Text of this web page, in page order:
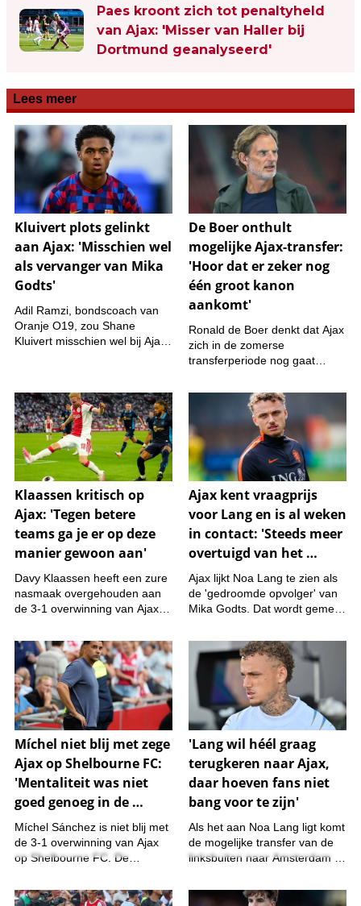
Paes kroont zich tot penaltyheld
van Ajax: 'Misser van Haller bij
Dortmund geanalyseerd'